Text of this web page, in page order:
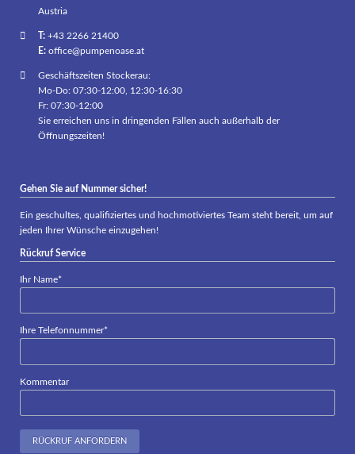
Austria
T:+43 2266 21400
E: office@pumpenoase.at
Geschäftszeiten Stockerau:
Mo-Do: 07:30-12:00, 12:30-16:30
Fr: 07:30-12:00
Sie erreichen uns in dringenden Fällen auch außerhalb der
Öffnungszeiten!
Gehen Sie auf Nummer sicher!
Ein geschultes, qualifiziertes und hochmotiviertes Team steht bereit, um auf
jeden Ihrer Wünsche einzugehen!
Rückruf Service
Pflichtfeld
Ihr Name*
Pflichtfeld
Ihre Telefonnummer*
Kommentar
RÜCKRUF ANFORDERN